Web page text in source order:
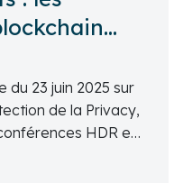
du 23 juin 2025 sur
de la Privacy,
HDR en
blockchain pour la